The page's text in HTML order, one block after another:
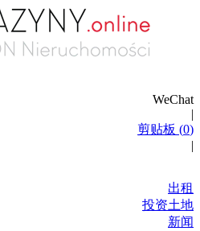
WeChat
|
剪贴板 (0)
|
出租
投资土地
新闻